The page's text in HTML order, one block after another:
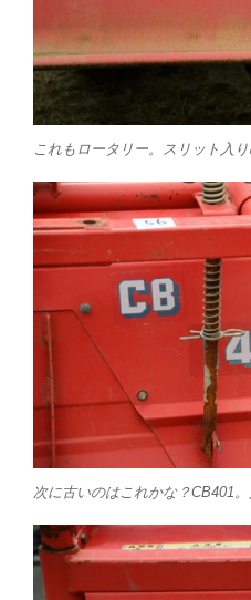
これもロータリー。スリット入り
次に古いのはこれかな？CB401。